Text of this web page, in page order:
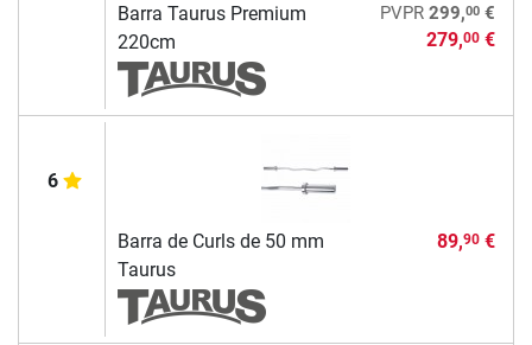
Barra Taurus Premium
220cm
PVPR 299,00€
279,00€
6
Barra de Curls de 50 mm
Taurus
89,90€